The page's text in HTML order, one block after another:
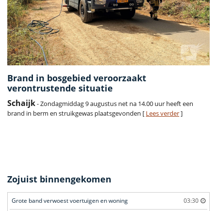
Brand in bosgebied veroorzaakt
verontrustende situatie
Schaijk- Zondagmiddag 9 augustus net na 14.00 uur heeft een
brand in berm en struikgewas plaatsgevonden [ Lees verder]
Zojuist binnengekomen
Grote band verwoest voertuigen en woning 03:30